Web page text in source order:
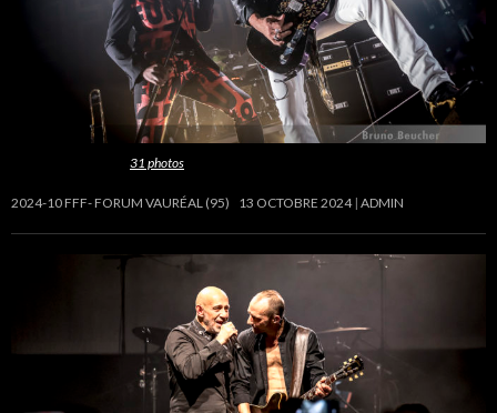
31 photos
2024-10 FFF- FORUM VAURÉAL (95) 13 OCTOBRE 2024 ADMIN